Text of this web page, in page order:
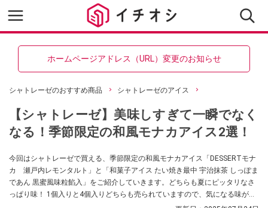
ホームページアドレス（URL）変更のお知らせ
シャトレーゼのおすすめ商品 シャトレーゼのアイス
【シャトレーゼ】美味しすぎて一瞬でなく
なる！季節限定の和風モナカアイス2選！
今回はシャトレーゼで買える、季節限定の和風モナカアイス「DESSERTモナ
カ 瀬戸内レモンタルト」と「和菓子アイス たい焼き最中 宇治抹茶 しっぽま
であん 黒蜜風味粒餡入」をご紹介していきます。どちらも夏にピッタリなさ
っぱり味！ 1個入りと4個入りどちらも売られていますので、気になる味があ
ったらぜひシャトレーゼでチェックしてみてくださいね。